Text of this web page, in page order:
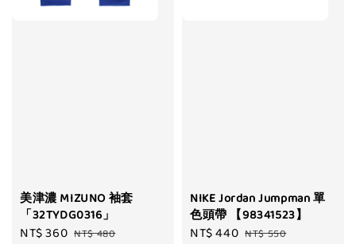
美津濃 MIZUNO 袖套
「32TYDG0316」
Sale
NT$ 360 Regular
NT$ 480
NIKE Jordan Jumpman 單
色頭帶 【98341523】
Sale
NT$ 440 Regular
NT$ 550